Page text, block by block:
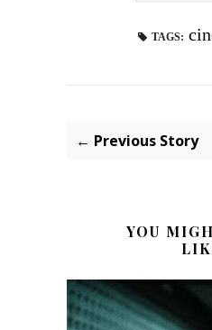
TAGS:
← Previous Story
YOU